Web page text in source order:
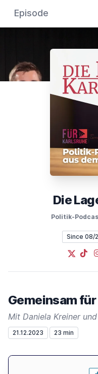
Episode
Die
Politik-
Since 08/
X
Gemeinsam
Mit Daniela Kreiner
21.12.2023 23 min